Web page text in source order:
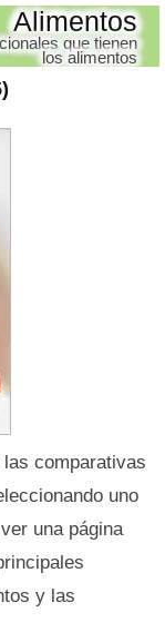
Alimentos
que tienen
los alimentos
comparativas
uno
una página
y las